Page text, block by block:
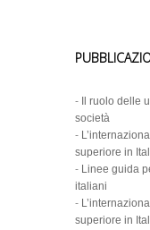
-
Il ruolo delle
società
-
superiore in
- Linee guida
italiani
-
superiore in